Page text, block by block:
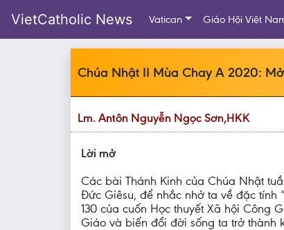
VietCatholic News Vatican Giáo Hội Việt
Chúa Nhật II Mùa Chay A 2020:
Lm. Antôn Nguyễn Ngọc Sơn,HKK
Lời mở
Các bài Thánh Kinh của Chúa Nhật
Đức Giêsu, để nhắc nhở ta về đặc
130 của cuốn Học thuyết Xã hội Công
Giáo và biến đổi đời sống ta trở thành